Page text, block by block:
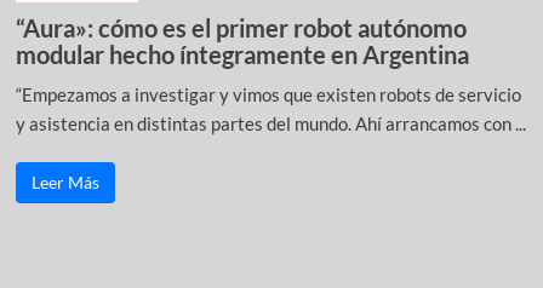
“Aura»: cómo es el primer robot autónomo
modular hecho íntegramente en Argentina
“Empezamos a investigar y vimos que existen robots de servicio
y asistencia en distintas partes del mundo. Ahí arrancamos con ...
Leer Más